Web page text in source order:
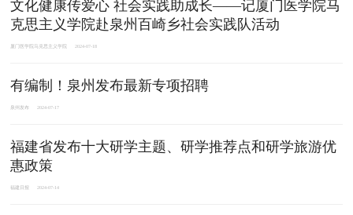
​文化健康传爱心 社会实践助成长——记厦门医学院马
克思主义学院赴泉州百崎乡社会实践队活动
厦门医学院马克思主义学院 2024-07-18
有编制！泉州发布最新专项招聘
泉州发布 2024-07-17
福建省发布十大研学主题、研学推荐点和研学旅游优
惠政策
福建日报 2024-07-14